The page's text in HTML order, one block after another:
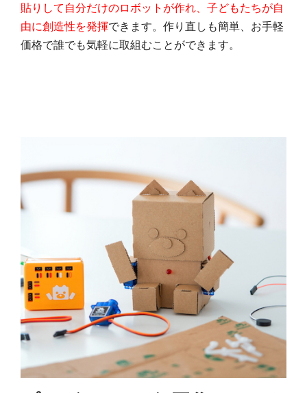
貼りして自分だけのロボットが作れ、子どもたちが自
由に創造性を発揮できます。作り直しも簡単、お手軽
価格で誰でも気軽に取組むことができます。